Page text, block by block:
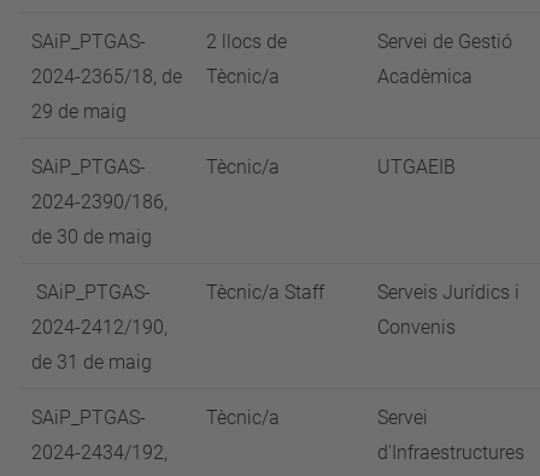
SAiP_PTGAS-
2024-2365/18, de
29 de maig
2 llocs de
Tècnic/a
Servei de Gestió
Acadèmica
SAiP_PTGAS-
2024-2390/186,
de 30 de maig
Tècnic/a UTGAEIB
SAiP_PTGAS-
2024-2412/190,
de 31 de maig
Tècnic/a Staff
Serveis Jurídics i
Convenis
SAiP_PTGAS-
2024-2434/192,
Tècnic/a
Servei
d'Infraestructures